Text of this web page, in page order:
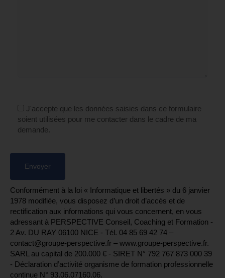
J'accepte que les données saisies dans ce formulaire
soient utilisées pour me contacter dans le cadre de ma
demande.
Conformément à la loi « Informatique et libertés » du 6 janvier
1978 modifiée, vous disposez d’un droit d’accès et de
rectification aux informations qui vous concernent, en vous
adressant à PERSPECTIVE Conseil, Coaching et Formation -
2 Av. DU RAY 06100 NICE - Tél. 04 85 69 42 74⁩ –
contact@groupe-perspective.fr – www.groupe-perspective.fr.
SARL au capital de 200.000 € - SIRET N° 792 767 873 000 39
- Déclaration d’activité organisme de formation professionnelle
continue N° 93.06.07160.06.